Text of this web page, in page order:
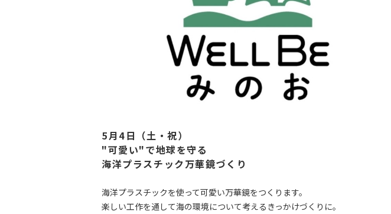
5月4日（土・祝）
"可愛い"で地球を守る
海洋プラスチック万華鏡づくり
海洋プラスチックを使って可愛い万華鏡をつくります。
楽しい工作を通して海の環境について考えるきっかけづくりに。